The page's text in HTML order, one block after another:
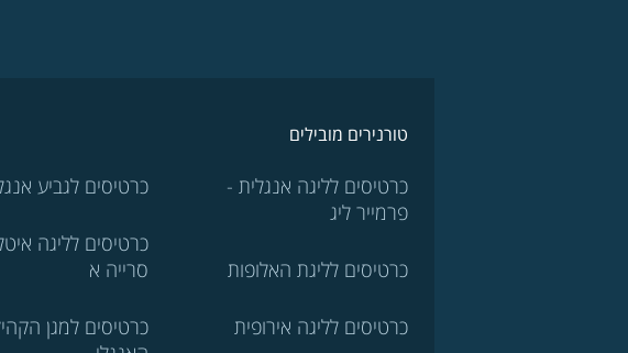
טורנירים מובילים
כרטיסים לליגה אנגלית -
פרמייר ליג
כרטיסים לליגת האלופות
כרטיסים לליגה אירופית
כרטיסים לגביע
כרטיסים לליגה
סרייה א
כרטיסים למגן